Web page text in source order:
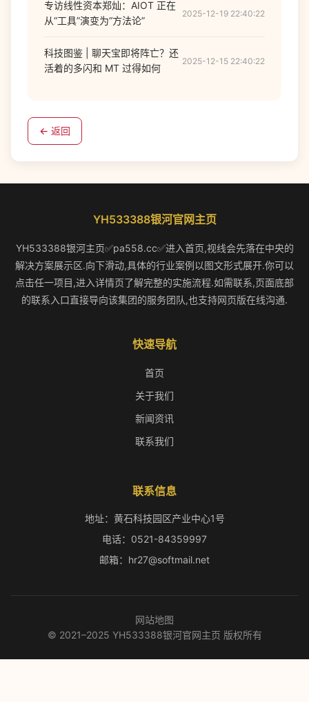
专访线性资本郑灿：AIOT 正在
从“工具”演变为“方法论”
2025-12-19 22:40:22
科技图鉴 | 聊天宝即将阵亡？还
活着的多闪和 MT 过得如何
2025-12-15 22:40:22
← 返回
YH533388银河官网主页
YH533388银河主页✅pa558.cc✅进入首页,视线会先落在中央的
解决方案展示区.向下滑动,具体的行业案例以图文形式展开.你可以
点击任一项目,进入详情页了解完整的实施流程.如需联系,页面底部
的联系入口直接导向该集团的服务团队,也支持网页版在线沟通.
快速导航
首页
关于我们
新闻资讯
联系我们
联系信息
地址：黄石科技园区产业中心1号
电话：0521-84359997
邮箱：hr27@softmail.net
网站地图
© 2021–2025 YH533388银河官网主页 版权所有